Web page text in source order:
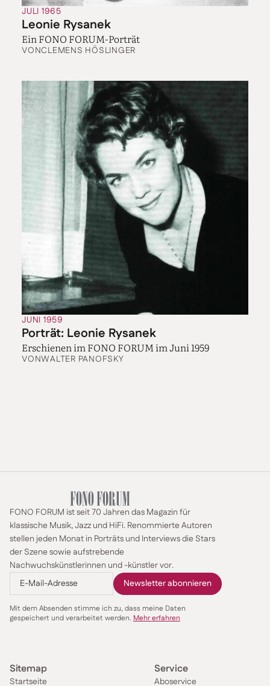
JULI 1965
Leonie Rysanek
Ein FONO FORUM-Porträt
VONCLEMENS HÖSLINGER
JUNI 1959
Porträt: Leonie Rysanek
Erschienen im FONO FORUM im Juni 1959
VONWALTER PANOFSKY
FONO FORUM ist seit 70 Jahren das Magazin für
klassische Musik, Jazz und HiFi. Renommierte Autoren
stellen jeden Monat in Porträts und Interviews die Stars
der Szene sowie aufstrebende
Nachwuchskünstlerinnen und -künstler vor.
Mit dem Absenden stimme ich zu, dass meine Daten
gespeichert und verarbeitet werden. Mehr erfahren
Sitemap
Startseite
Service
Aboservice